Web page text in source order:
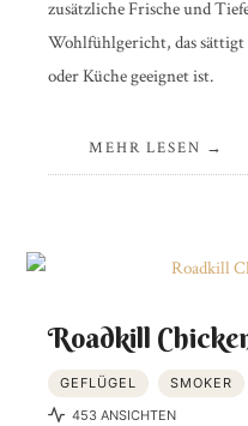
zusätzliche Frische und
Wohlfühlgericht, das
oder Küche geeignet ist.
MEHR LESEN
Roadkill
GEFLÜGEL SMOKER
453 ANSICHTEN